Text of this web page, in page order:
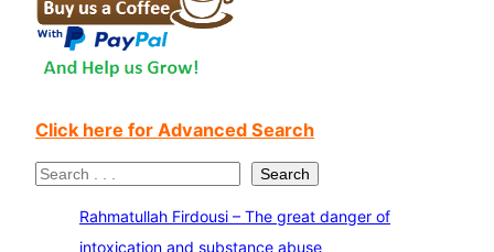
Click here for Advanced Search
S
Search
Rahmatullah Firdousi – The great danger of
intoxication and substance abuse